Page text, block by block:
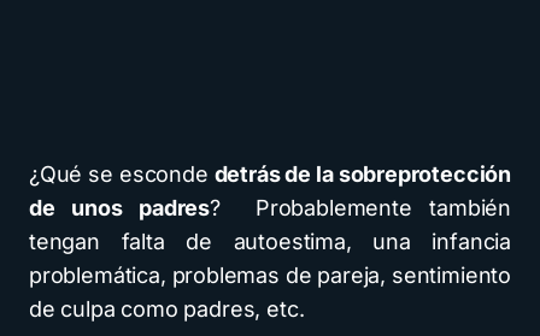
¿Qué se esconde detrás de la sobreprotección
de unos padres? Probablemente también
tengan falta de autoestima, una infancia
problemática, problemas de pareja, sentimiento
de culpa como padres, etc.